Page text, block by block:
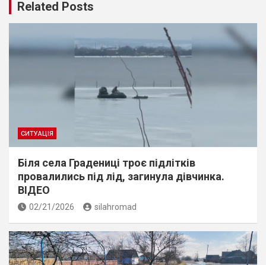
Related Posts
СИТУАЦІЯ
Біля села Градениці троє підлітків
провалились під лід, загинула дівчинка.
ВІДЕО
02/21/2026 silahromad